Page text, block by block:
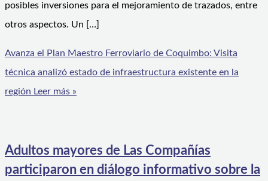
posibles inversiones para el mejoramiento de trazados, entre
otros aspectos. Un […]
Avanza el Plan Maestro Ferroviario de Coquimbo: Visita
técnica analizó estado de infraestructura existente en la
región Leer más »
Adultos mayores de Las Compañías
participaron en diálogo informativo sobre la